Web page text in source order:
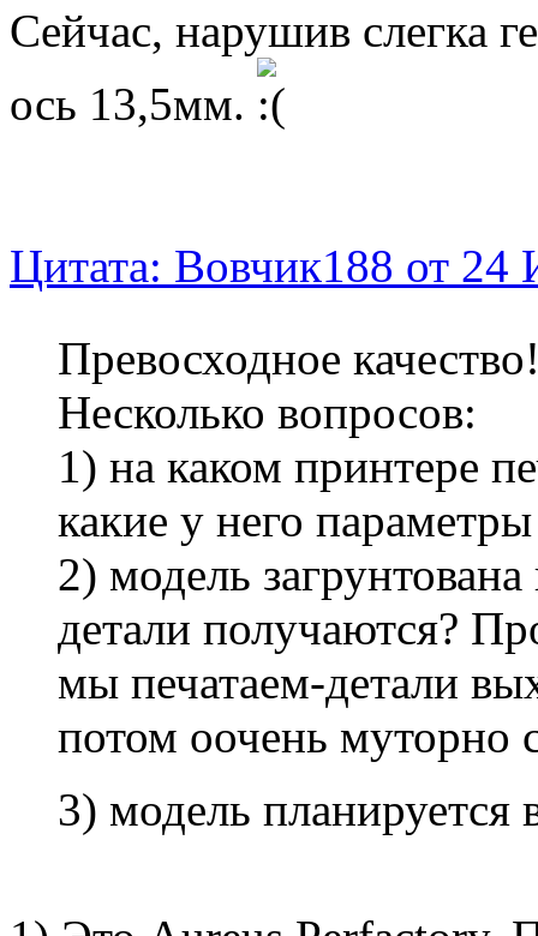
Сейчаc, нарушив слегка
ось 13,5мм.
Цитата: Вовчик188 от
Превосходное
Несколько вопросов:
1) на каком принтере
какие у него
2) модель загрунтована
детали получаются?
мы печатаем-детали
потом оочень муторно
3) модель планируется